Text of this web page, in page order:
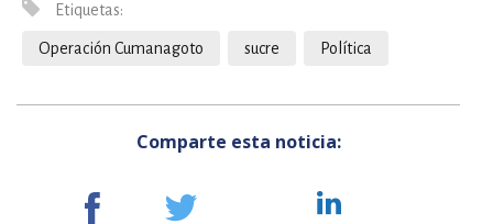
Etiquetas:
Operación Cumanagoto sucre Política
Comparte esta noticia: